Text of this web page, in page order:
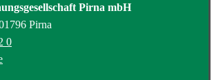
Pirna mbH
Pirna
0